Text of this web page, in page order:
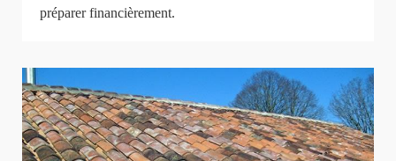
préparer financièrement.